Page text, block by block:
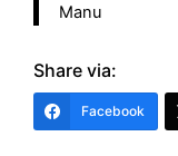
Manu
Share via:
Facebook